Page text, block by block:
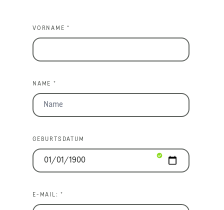
VORNAME *
NAME *
GEBURTSDATUM
E-MAIL: *